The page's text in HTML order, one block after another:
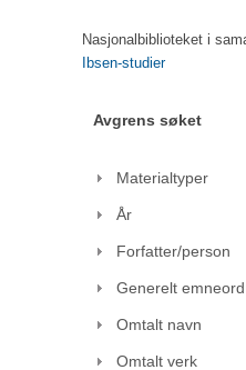
Nasjonalbiblioteket i
Ibsen-studier
Avgrens søket
Materialtyper
År
Forfatter/person
Generelt emneord
Omtalt navn
Omtalt verk